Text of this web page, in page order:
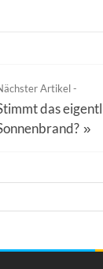
Artikel -
das
»